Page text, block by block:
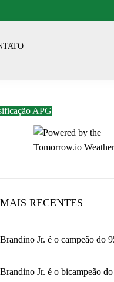
APG
MAIS RECENTES
Brandino Jr. é o campeão do
Brandino Jr. é o bicampeão